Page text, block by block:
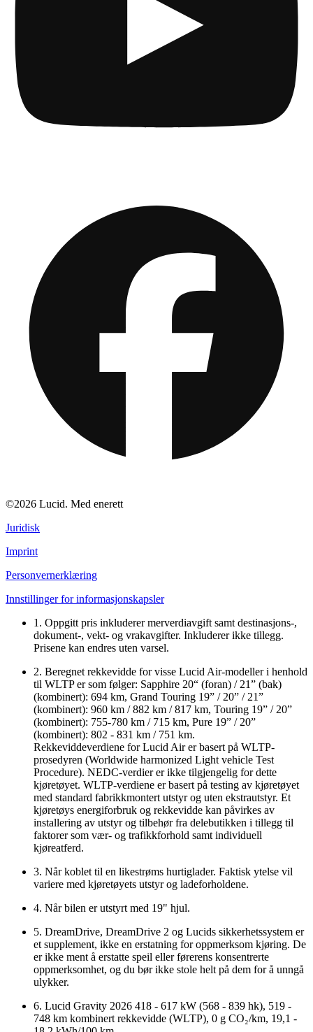
©2026 Lucid. Med enerett
Juridisk
Imprint
Personvernerklæring
Innstillinger for informasjonskapsler
1. Oppgitt pris inkluderer merverdiavgift samt destinasjons-,
dokument-, vekt- og vrakavgifter. Inkluderer ikke tillegg.
Prisene kan endres uten varsel.
2. Beregnet rekkevidde for visse Lucid Air-modeller i henhold
til WLTP er som følger: Sapphire 20“ (foran) / 21” (bak)
(kombinert): 694 km, Grand Touring 19” / 20” / 21”
(kombinert): 960 km / 882 km / 817 km, Touring 19” / 20”
(kombinert): 755-780 km / 715 km, Pure 19” / 20”
(kombinert): 802 - 831 km / 751 km.
Rekkeviddeverdiene for Lucid Air er basert på WLTP-
prosedyren (Worldwide harmonized Light vehicle Test
Procedure). NEDC-verdier er ikke tilgjengelig for dette
kjøretøyet. WLTP-verdiene er basert på testing av kjøretøyet
med standard fabrikkmontert utstyr og uten ekstrautstyr. Et
kjøretøys energiforbruk og rekkevidde kan påvirkes av
installering av utstyr og tilbehør fra delebutikken i tillegg til
faktorer som vær- og trafikkforhold samt individuell
kjøreatferd.
3. Når koblet til en likestrøms hurtiglader. Faktisk ytelse vil
variere med kjøretøyets utstyr og ladeforholdene.
4. Når bilen er utstyrt med 19" hjul.
5. DreamDrive, DreamDrive 2 og Lucids sikkerhetssystem er
et supplement, ikke en erstatning for oppmerksom kjøring. De
er ikke ment å erstatte speil eller førerens konsentrerte
oppmerksomhet, og du bør ikke stole helt på dem for å unngå
ulykker.
6. Lucid Gravity 2026 418 - 617 kW (568 - 839 hk), 519 -
748 km kombinert rekkevidde (WLTP), 0 g CO₂/km, 19,1 -